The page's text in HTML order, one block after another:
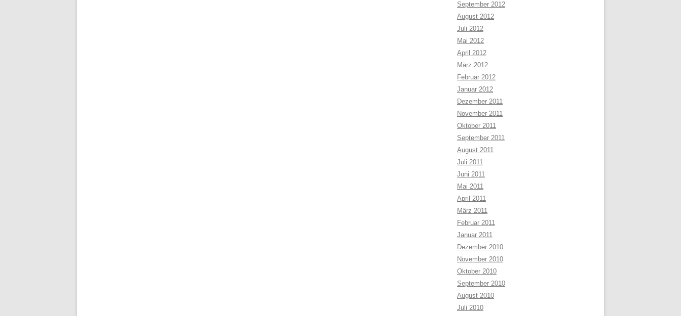
September 2012
August 2012
Juli 2012
Mai 2012
April 2012
März 2012
Februar 2012
Januar 2012
Dezember 2011
November 2011
Oktober 2011
September 2011
August 2011
Juli 2011
Juni 2011
Mai 2011
April 2011
März 2011
Februar 2011
Januar 2011
Dezember 2010
November 2010
Oktober 2010
September 2010
August 2010
Juli 2010